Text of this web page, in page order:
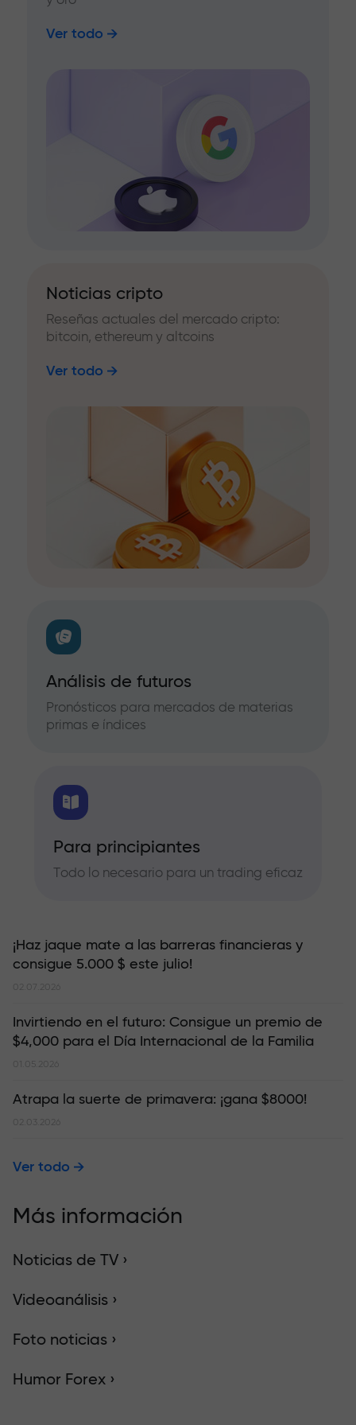
Ver todo
Noticias cripto
Reseñas actuales del mercado cripto:
bitcoin, ethereum y altcoins
Ver todo
Análisis de futuros
Pronósticos para mercados de materias
primas e índices
Para principiantes
Todo lo necesario para un trading eficaz
¡Haz jaque mate a las barreras financieras y
consigue 5.000 $ este julio!
02.07.2026
Invirtiendo en el futuro: Consigue un premio de
$4,000 para el Día Internacional de la Familia
01.05.2026
Atrapa la suerte de primavera: ¡gana $8000!
02.03.2026
Ver todo
Más información
Noticias de TV ›
Videoanálisis ›
Foto noticias ›
Humor Forex ›